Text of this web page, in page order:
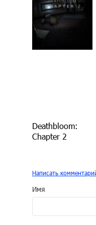
Deathbloom:
Chapter 2
Написать
Имя